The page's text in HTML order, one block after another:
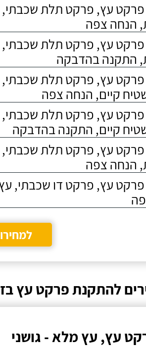
עץ, פרקט תלת שכבתי,
הנחה צפה
עץ, פרקט תלת שכבתי,
התקנה בהדבקה
עץ, פרקט תלת שכבתי,
קיים, הנחה צפה
עץ, פרקט תלת שכבתי,
קיים, התקנה בהדבקה
עץ, פרקט תלת שכבתי,
הנחה צפה
עץ, פרקט דו שכבתי, עץ
להתקנת פרקט עץ
עץ, עץ מלא - גושני